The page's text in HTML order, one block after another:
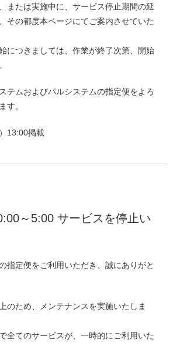
または実施中に、サービス停止期間の延
その都度本ページにてご案内させていた
につきましては、作業が終了次第、開始
テムおよびパルシステムの指定便をよろ
す。
13:00掲載
～5:00 サービスを停止い
指定便をご利用いただき、誠にありがと
のため、メンテナンスを実施いたしま
全てのサービスが、一時的にご利用いた